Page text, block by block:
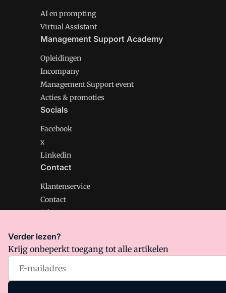
AI en prompting
Virtual Assistant
Management Support Academy
Opleidingen
Incompany
Management Support event
Acties & promoties
Socials
Facebook
x
Linkedin
Contact
Klantenservice
Contact
Adverteren
Management Support is onderdeel van VMN media.
Algemene Voorwaarden
Verder lezen?
Krijg onbeperkt toegang tot alle artikelen